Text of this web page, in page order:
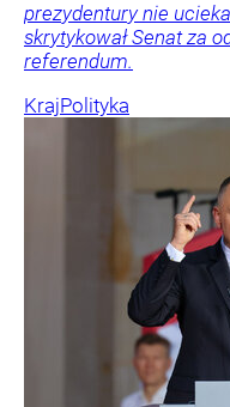
prezydentury nie
skrytykował Senat za
referendum.
KrajPolityka